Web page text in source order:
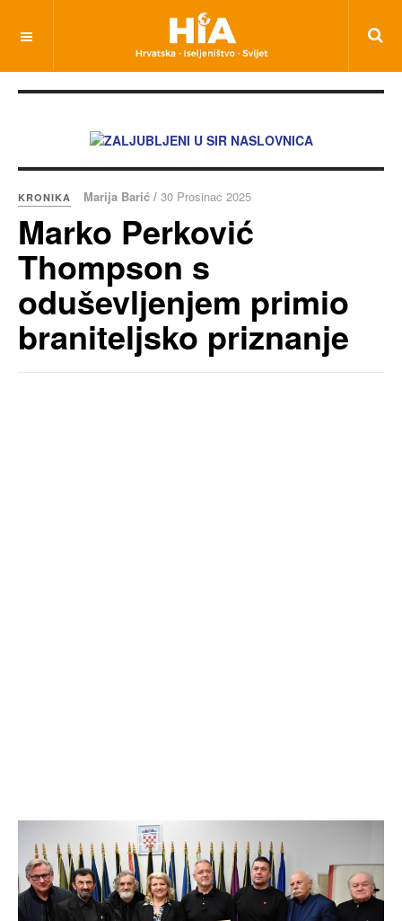
KRONIKA Marija Barić / 30 Prosinac 2025
Marko Perković
Thompson s
oduševljenjem primio
braniteljsko priznanje